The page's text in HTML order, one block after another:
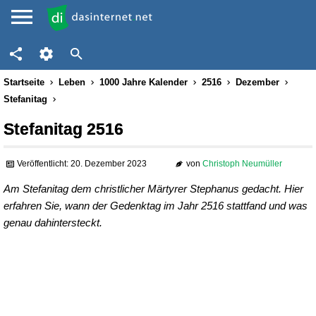
Startseite Leben 1000 Jahre Kalender 2516
Dezember
Stefanitag
Stefanitag 2516
Veröffentlicht: 20. Dezember 2023 von Christoph Neumüller
Am Stefanitag dem christlicher Märtyrer Stephanus gedacht. Hier
erfahren Sie, wann der Gedenktag im Jahr 2516 stattfand und was
genau dahintersteckt.